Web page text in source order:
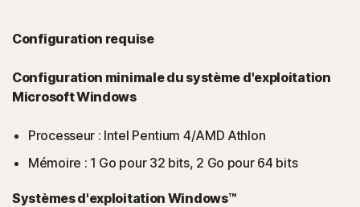
Configuration requise
Configuration minimale du système d'exploitation
Microsoft Windows
Processeur : Intel Pentium 4/AMD Athlon
Mémoire : 1 Go pour 32 bits, 2 Go pour 64 bits
Systèmes d'exploitation Windows™